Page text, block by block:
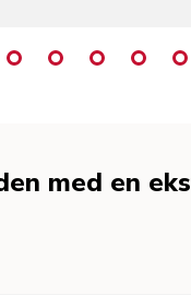
med en